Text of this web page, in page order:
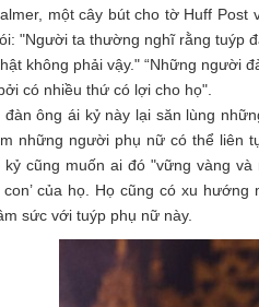
một cây bút cho tờ Huff
"Người ta thường nghĩ rằng tuýp
không phải vậy." “Những người
có nhiều thứ có lợi cho họ".
đàn ông ái kỷ này lại săn lùng
những người phụ nữ có thể liên
cũng muốn ai đó "vững vàng
con’ của họ. Họ cũng có xu
sức với tuýp phụ nữ này.